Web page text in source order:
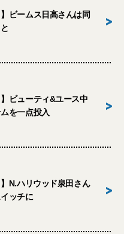
ビームス日高さんは同
>
】ビューティ&ユース中
を一点投入
>
】N.ハリウッド泉田さん
ッチに
>